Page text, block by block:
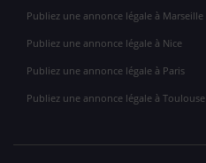
Publiez une annonce légale à Marseille
Publiez une annonce légale à Nice
Publiez une annonce légale à Paris
Publiez une annonce légale à Toulouse